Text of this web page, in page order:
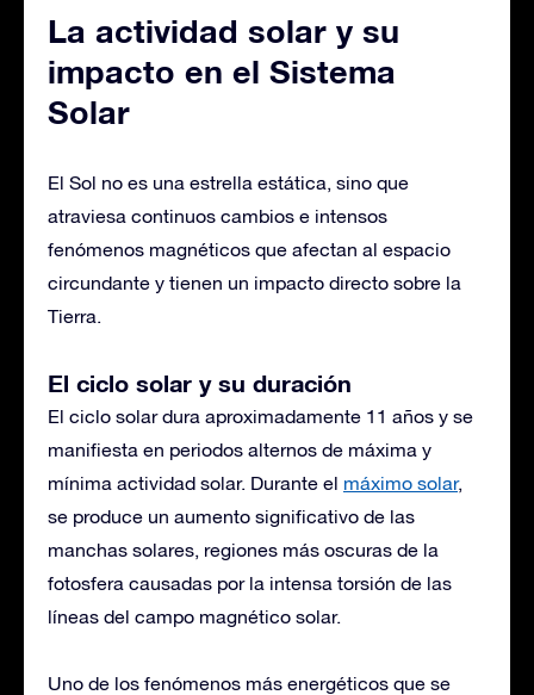
La actividad solar y su
impacto en el Sistema
Solar
El Sol no es una estrella estática, sino que
atraviesa continuos cambios e intensos
fenómenos magnéticos que afectan al espacio
circundante y tienen un impacto directo sobre la
Tierra.
El ciclo solar y su duración
El ciclo solar dura aproximadamente 11 años y se
manifiesta en periodos alternos de máxima y
mínima actividad solar. Durante el máximo solar,
se produce un aumento significativo de las
manchas solares, regiones más oscuras de la
fotosfera causadas por la intensa torsión de las
líneas del campo magnético solar.
Uno de los fenómenos más energéticos que se